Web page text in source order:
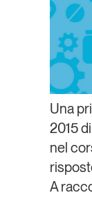
Una
2015di
nel
A